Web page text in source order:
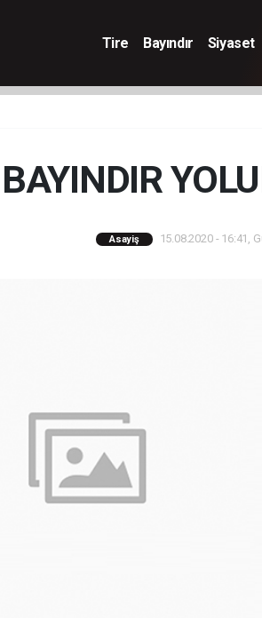
Tire Bayındır Siyaset
Asayiş 15.08.2020 - 16:41,